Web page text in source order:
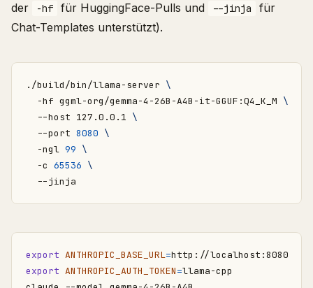
der
-hf für HuggingFace-Pulls und --jinja
für
Chat-Templates unterstützt).
./build/bin/llama-server
  -hf ggml-org/gemma-4-26B-A4B-it-GGUF:Q4_K_M
  --host 127.0.0.1
  --port
8080
  -ngl
99
  -c
65536
export ANTHROPIC_BASE_URL=
export ANTHROPIC_AUTH_TOKEN=